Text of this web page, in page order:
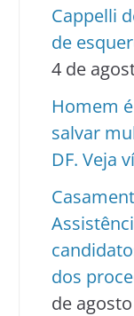
Cappelli
de
4 de
Homem
salvar
DF. Veja
dos
de